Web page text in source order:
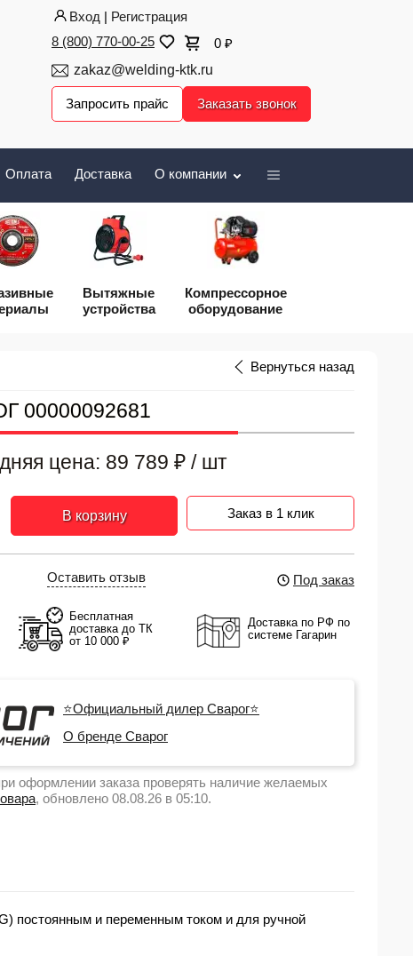
Вход | Регистрация
8 (800) 770-00-25
0 ₽
zakaz@welding-ktk.ru
Запросить прайс Заказать звонок
Оплата Доставка О компании
Вытяжные
устройства
Компрессорное
оборудование
Вернуться назад
00000092681
цена: 89 789 ₽ / шт
В корзину Заказ в 1 клик
Оставить отзыв Под заказ
Бесплатная
доставка до ТК
от 10 000 ₽
Доставка по РФ по
системе Гагарин
⭐Официальный дилер Сварог⭐
О бренде Сварог
оформлении заказа проверять наличие желаемых
, обновлено 08.08.26 в 05:10.
постоянным и переменным током и для ручной